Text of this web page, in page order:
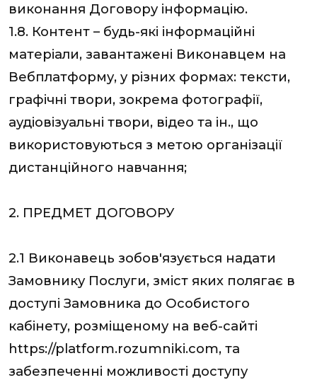
виконання Договору інформацію.
1.8. Контент – будь-які інформаційні
матеріали, завантажені Виконавцем на
Вебплатформу, у різних формах: тексти,
графічні твори, зокрема фотографії,
аудіовізуальні твори, відео та ін., що
використовуються з метою організації
дистанційного навчання;
2. ПРЕДМЕТ ДОГОВОРУ
2.1 Виконавець зобов'язується надати
Замовнику Послуги, зміст яких полягає в
доступі Замовника до Особистого
кабінету, розміщеному на веб-сайті
https://platform.rozumniki.com, та
забезпеченні можливості доступу